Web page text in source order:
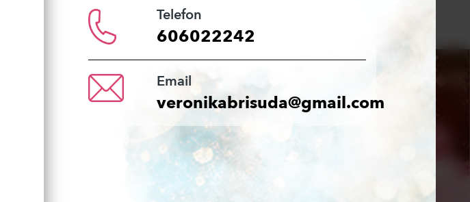
Telefon
606022242
Email
veronikabrisuda@gmail.com